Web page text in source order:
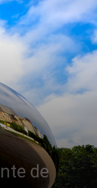
de